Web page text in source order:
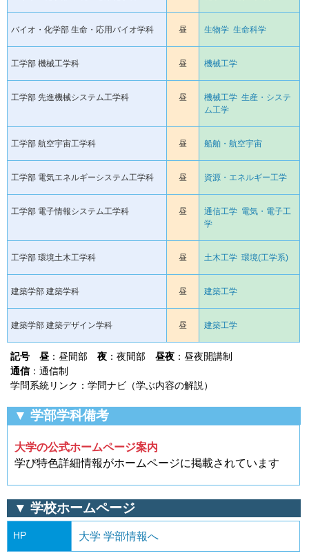
バイオ・化学部 生命・応用バイオ学科 昼 生物学 生命科学
工学部 機械工学科 昼 機械工学
工学部 先進機械システム工学科 昼 機械工学 生産・システ
ム工学
工学部 航空宇宙工学科 昼 船舶・航空宇宙
工学部 電気エネルギーシステム工学科 昼 資源・エネルギー工学
工学部 電子情報システム工学科 昼 通信工学 電気・電子工
学
工学部 環境土木工学科 昼 土木工学 環境(工学系)
建築学部 建築学科 昼 建築工学
建築学部 建築デザイン学科 昼 建築工学
記号 昼 ：昼間部 夜 ：夜間部 昼夜 ：昼夜開講制
通信：通信制
学問系統リンク：学問ナビ（学ぶ内容の解説）
▼ 学部学科備考
大学の公式ホームページ案内
学び特色詳細情報がホームページに掲載されています
▼ 学校ホームページ
HP 大学 学部情報へ